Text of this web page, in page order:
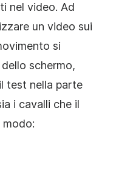
nel video. Ad
un video sui
si
schermo,
test nella parte
i cavalli che il